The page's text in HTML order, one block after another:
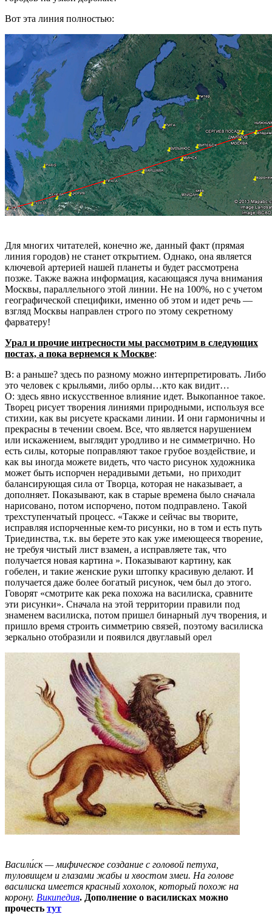
Вот эта линия полностью:
Для многих читателей, конечно же, данный факт (прямая
линия городов) не станет открытием. Однако, она является
ключевой артерией нашей планеты и будет рассмотрена
позже. Также важна информация, касающаяся луча внимания
Москвы, параллельного этой линии. Не на 100%, но с учетом
географической специфики, именно об этом и идет речь —
взгляд Москвы направлен строго по этому секретному
фарватеру!
Урал и прочие интресности мы рассмотрим в следующих
постах, а пока вернемся к Москве:
В: а раньше? здесь по разному можно интерпретировать. Либо
это человек с крыльями, либо орлы…кто как видит…
О: здесь явно искусственное влияние идет. Выкопанное такое.
Творец рисует творения линиями природными, используя все
стихии, как вы рисуете красками линии. И они гармоничны и
прекрасны в течении своем. Все, что является нарушением
или искажением, выглядит уродливо и не симметрично. Но
есть силы, которые поправляют такое грубое воздействие, и
как вы иногда можете видеть, что часто рисунок художника
может быть испорчен нерадивыми детьми, но приходит
балансирующая сила от Творца, которая не наказывает, а
дополняет. Показывают, как в старые времена было сначала
нарисовано, потом испорчено, потом подправлено. Такой
трехступенчатый процесс. «Также и сейчас вы творите,
исправляя испорченные кем-то рисунки, но в том и есть путь
Триединства, т.к. вы берете это как уже имеющееся творение,
не требуя чистый лист взамен, а исправляете так, что
получается новая картина ». Показывают картину, как
гобелен, и такие женские руки штопку красивую делают. И
получается даже более богатый рисунок, чем был до этого.
Говорят «смотрите как река похожа на василиска, сравните
эти рисунки». Сначала на этой территории правили под
знаменем василиска, потом пришел бинарный луч творения, и
пришло время строить симметрию связей, поэтому василиска
зеркально отобразили и появился двуглавый орел
Васили́ск — мифическое создание с головой петуха,
туловищем и глазами жабы и хвостом змеи. На голове
василиска имеется красный хохолок, который похож на
корону. Википедия. Дополнение о василисках можно
прочесть тут